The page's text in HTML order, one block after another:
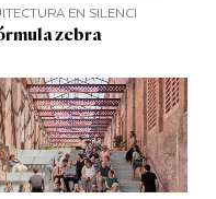
EN SILENCI
zebra